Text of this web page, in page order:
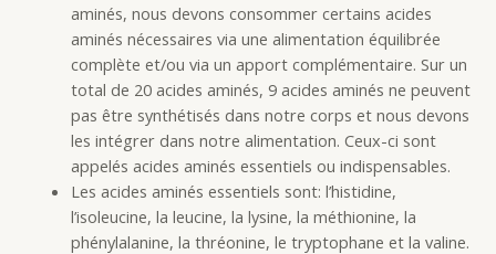
aminés, nous devons consommer certains acides
aminés nécessaires via une alimentation équilibrée
complète et/ou via un apport complémentaire. Sur un
total de 20 acides aminés, 9 acides aminés ne peuvent
pas être synthétisés dans notre corps et nous devons
les intégrer dans notre alimentation. Ceux-ci sont
appelés acides aminés essentiels ou indispensables.
Les acides aminés essentiels sont: l’histidine,
l’isoleucine, la leucine, la lysine, la méthionine, la
phénylalanine, la thréonine, le tryptophane et la valine.